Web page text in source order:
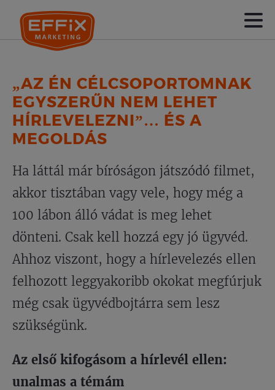
„AZ ÉN CÉLCSOPORTOMNAK
EGYSZERŰN NEM LEHET
HÍRLEVELEZNI”… ÉS A
MEGOLDÁS
Ha láttál már bíróságon játszódó filmet,
akkor tisztában vagy vele, hogy még a
100 lábon álló vádat is meg lehet
dönteni. Csak kell hozzá egy jó ügyvéd.
Ahhoz viszont, hogy a hírlevelezés ellen
felhozott leggyakoribb okokat megfúrjuk
még csak ügyvédbojtárra sem lesz
szükségünk.
Az első kifogásom a hírlevél ellen:
unalmas a témám